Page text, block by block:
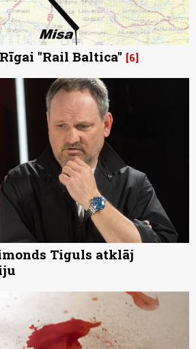
"Rail Baltica" 6
Tiguls atklāj